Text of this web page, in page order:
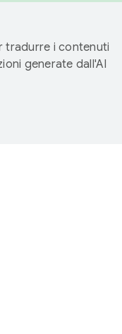
tradurre i contenuti
generate dall'AI